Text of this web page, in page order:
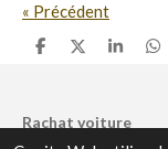
« Précédent
P
a
g
P
a
g
P
a
g
P
g
Rachat voiture